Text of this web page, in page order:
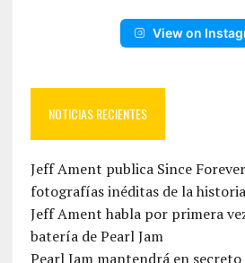
View on
NOTICIAS RECIENTES
Jeff Ament publica Since
fotografías inéditas de la
Jeff Ament habla por primera
batería de Pearl Jam
Pearl Jam mantendrá en